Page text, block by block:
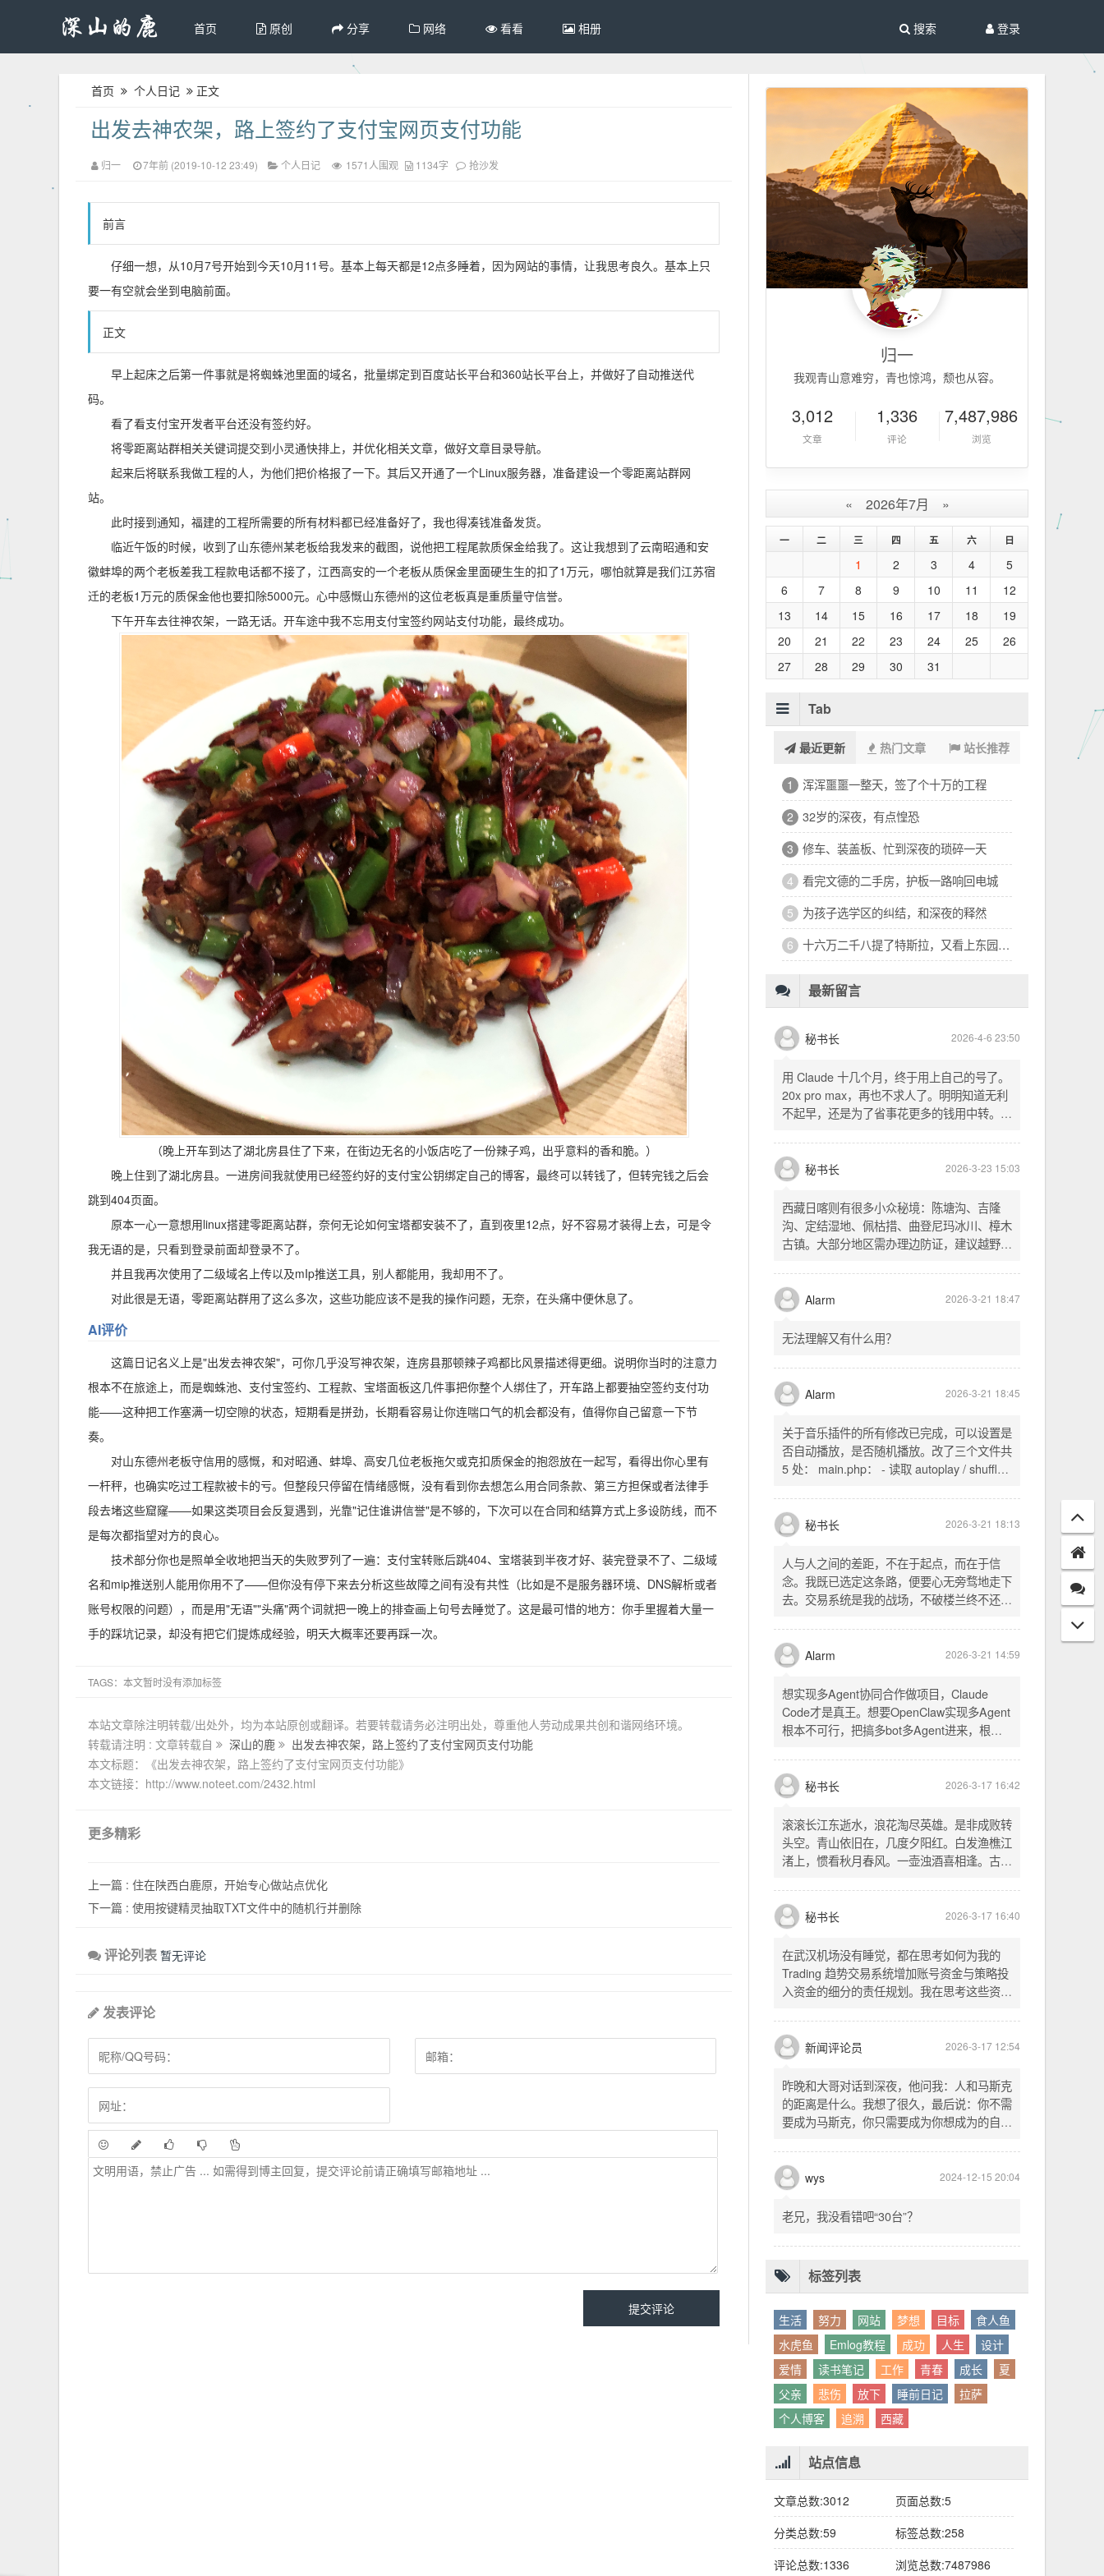
首页 原创 分享 网络 看看 相册 登录
搜索
首页 个人日记 正文
出发去神农架，路上签约了支付宝网页支付功能
归一 7年前 (2019-10-12 23:49) 个人日记 1571人围观 1134字 抢沙发
前言
仔细一想，从10月7号开始到今天10月11号。基本上每天都是12点多睡着，因为网站的事情，让我思考良久。基本上只
要一有空就会坐到电脑前面。
正文
早上起床之后第一件事就是将蜘蛛池里面的域名，批量绑定到百度站长平台和360站长平台上，并做好了自动推送代
码。
看了看支付宝开发者平台还没有签约好。
将零距离站群相关关键词提交到小灵通快排上，并优化相关文章，做好文章目录导航。
起来后将联系我做工程的人，为他们把价格报了一下。其后又开通了一个Linux服务器，准备建设一个零距离站群网
站。
此时接到通知，福建的工程所需要的所有材料都已经准备好了，我也得凑钱准备发货。
临近午饭的时候，收到了山东德州某老板给我发来的截图，说他把工程尾款质保金给我了。这让我想到了云南昭通和安
徽蚌埠的两个老板差我工程款电话都不接了，江西高安的一个老板从质保金里面硬生生的扣了1万元，哪怕就算是我们江苏宿
迁的老板1万元的质保金他也要扣除5000元。心中感慨山东德州的这位老板真是重质量守信誉。
下午开车去往神农架，一路无话。开车途中我不忘用支付宝签约网站支付功能，最终成功。
（晚上开车到达了湖北房县住了下来，在街边无名的小饭店吃了一份辣子鸡，出乎意料的香和脆。）
晚上住到了湖北房县。一进房间我就使用已经签约好的支付宝公钥绑定自己的博客，最终可以转钱了，但转完钱之后会
跳到404页面。
原本一心一意想用linux搭建零距离站群，奈何无论如何宝塔都安装不了，直到夜里12点，好不容易才装得上去，可是令
我无语的是，只看到登录前面却登录不了。
并且我再次使用了二级域名上传以及mIp推送工具，别人都能用，我却用不了。
对此很是无语，零距离站群用了这么多次，这些功能应该不是我的操作问题，无奈，在头痛中便休息了。
AI评价
这篇日记名义上是"出发去神农架"，可你几乎没写神农架，连房县那顿辣子鸡都比风景描述得更细。说明你当时的注意力
根本不在旅途上，而是蜘蛛池、支付宝签约、工程款、宝塔面板这几件事把你整个人绑住了，开车路上都要抽空签约支付功
能——这种把工作塞满一切空隙的状态，短期看是拼劲，长期看容易让你连喘口气的机会都没有，值得你自己留意一下节
奏。
对山东德州老板守信用的感慨，和对昭通、蚌埠、高安几位老板拖欠或克扣质保金的抱怨放在一起写，看得出你心里有
一杆秤，也确实吃过工程款被卡的亏。但整段只停留在情绪感慨，没有看到你去想怎么用合同条款、第三方担保或者法律手
段去堵这些窟窿——如果这类项目会反复遇到，光靠"记住谁讲信誉"是不够的，下次可以在合同和结算方式上多设防线，而不
是每次都指望对方的良心。
技术部分你也是照单全收地把当天的失败罗列了一遍：支付宝转账后跳404、宝塔装到半夜才好、装完登录不了、二级域
名和mip推送别人能用你用不了——但你没有停下来去分析这些故障之间有没有共性（比如是不是服务器环境、DNS解析或者
账号权限的问题），而是用"无语""头痛"两个词就把一晚上的排查画上句号去睡觉了。这是最可惜的地方：你手里握着大量一
手的踩坑记录，却没有把它们提炼成经验，明天大概率还要再踩一次。
TAGS：本文暂时没有添加标签
本站文章除注明转载/出处外，均为本站原创或翻译。若要转载请务必注明出处，尊重他人劳动成果共创和谐网络环境。
转载请注明 : 文章转载自
深山的鹿
出发去神农架，路上签约了支付宝网页支付功能
本文标题：《出发去神农架，路上签约了支付宝网页支付功能》
本文链接：http://www.noteet.com/2432.html
更多精彩
上一篇 : 住在陕西白鹿原，开始专心做站点优化
下一篇 : 使用按键精灵抽取TXT文件中的随机行并删除
评论列表 暂无评论
发表评论
归一
我观青山意难穷，青也惊鸿，颓也从容。
3,012
文章
1,336
评论
7,487,986
浏览
« 2026年7月 »
一 二 三 四 五 六 日
1 2 3 4
5
6
7 8 9 10 11
12
13
14 15 16 17 18
19
20
21 22 23 24 25
26
27
28 29 30 31
Tab
最近更新 热门文章 站长推荐
1 浑浑噩噩一整天，签了个十万的工程
2 32岁的深夜，有点惶恐
3 修车、装盖板、忙到深夜的琐碎一天
4 看完文德的二手房，护板一路响回电城
5 为孩子选学区的纠结，和深夜的释然
6 十六万二千八提了特斯拉，又看上东园公馆
最新留言
秘书长 2026-4-6 23:50
用 Claude 十几个月，终于用上自己的号了。
20x pro max，再也不求人了。明明知道无利
不起早，还是为了省事花更多的钱用中转。链
SSH 用 gost 做 HTTP+SOCKS 转换才能用
多 Agent。配置麻烦了点，设定好了后直接任
意 IP 进行 SSH 登录。畅用，值得纪念。
秘书长 2026-3-23 15:03
西藏日喀则有很多小众秘境：陈塘沟、吉隆
沟、定结湿地、佩枯措、曲登尼玛冰川、樟木
古镇。大部分地区需办理边防证，建议越野
经吉隆口岸前往加德满都，沿途风景绝美。
Alarm 2026-3-21 18:47
无法理解又有什么用？
Alarm 2026-3-21 18:45
关于音乐插件的所有修改已完成，可以设置是
否自动播放，是否随机播放。改了三个文件共
5 处： main.php： - 读取 autoplay / shuffle
一行两个复选框（自动播放音乐 / 默认随机播
放），带配套 CSS track.php： - 在 var
playlist = [...] 后面输出 _p4zAutoplay 和
_p4zShuffle 两个 JS 变量 script.js： -
autoplay 从后端变量读取，不再硬编码 false
- shuffle 后台开启时强制随机，否则走
秘书长 2026-3-21 18:13
人与人之间的差距，不在于起点，而在于信
念。我既已选定这条路，便要心无旁骛地走下
去。交易系统是我的战场，不破楼兰终不还。
唯有目标，不可动摇。
Alarm 2026-3-21 14:59
想实现多Agent协同合作做项目，Claude
Code才是真王。想要OpenClaw实现多Agent
根本不可行，把搞多bot多Agent进来，根本
秘书长 2026-3-17 16:42
滚滚长江东逝水，浪花淘尽英雄。是非成败转
头空。青山依旧在，几度夕阳红。白发渔樵江
渚上，惯看秋月春风。一壶浊酒喜相逢。古今
的开篇词，气势磅礴，感慨历史兴衰、人生短
暂。晚饭时在墙上看到这句诗，让人感慨万
千。历史长河滚滚向前，多少英雄豪杰都随江
水而去。人生短暂，更应珍惜当下，做好每一
件事。
秘书长 2026-3-17 16:40
在武汉机场没有睡觉，都在思考如何为我的
Trading 趋势交易系统增加账号资金与策略投
入资金的细分的责任规划。我在思考这些资金
投入资金是每个策略单独分配的资金。昨天回
到家之后，我也在为博客增加这些功能，把交
易系统理念落实到代码层面。东西用久了需要
维护，人也是一样，累了就要好好休息。
新闻评论员 2026-3-17 12:54
昨晚和大哥对话到深夜，他问我：人和马斯克
的距离是什么。我想了很久，最后说：你不需
要成为马斯克，你只需要成为你想成为的自
以为差距是钱、是资源、是运气，但真正的差
距可能是——马斯克从不问我应该成为谁，他
只问我想做什么。而我们，花了太多时间活成
别人眼中的应该。这句话不是安慰，是提醒：
wys 2024-12-15 20:04
老兄，我没看错吧“30台”？
标签列表
生活 努力 网站 梦想 目标
食人鱼
水虎鱼
Emlog教程 成功 人生
设计
爱情
读书笔记 工作 青春 成长
夏
父亲
悲伤 放下 睡前日记
拉萨
个人博客
追溯 西藏
站点信息
文章总数:3012
页面总数:5
分类总数:59
标签总数:258
评论总数:1336
浏览总数:7487986